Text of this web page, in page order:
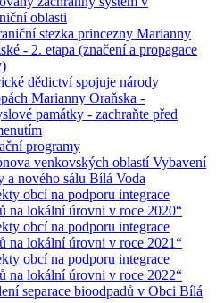
oblasti
stezka princezny Marianny
- 2. etapa (značení a propagace
dědictví spojuje národy
Marianny Oraňska -
památky - zachraňte před
programy
venkovských oblastí Vybavení
a nového sálu Bílá Voda
obcí na podporu integrace
na lokální úrovni v roce 2020“
obcí na podporu integrace
na lokální úrovni v roce 2021“
obcí na podporu integrace
na lokální úrovni v roce 2022“
separace bioodpadů v Obci Bílá